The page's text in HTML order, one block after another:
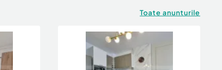
Toate anunturile